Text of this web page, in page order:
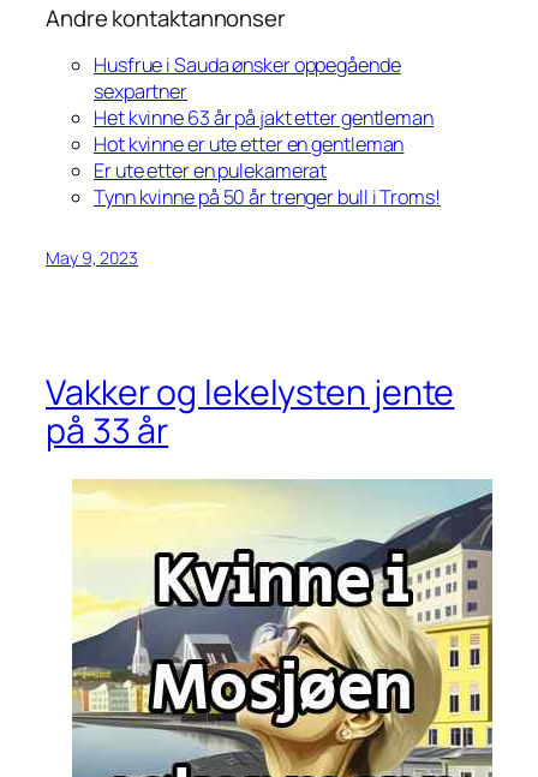
Andre kontaktannonser
Husfrue i Sauda ønsker oppegående
sexpartner
Het kvinne 63 år på jakt etter gentleman
Hot kvinne er ute etter en gentleman
Er ute etter en pulekamerat
Tynn kvinne på 50 år trenger bull i Troms!
May 9, 2023
Vakker og lekelysten jente
på 33 år